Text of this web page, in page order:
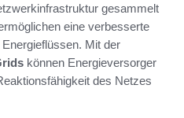
gesammelt
eine verbesserte
Mit der
können Energieversorger
des Netzes